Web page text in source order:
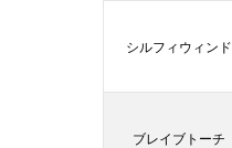
シルフィウィンド
ブレイブトーチ